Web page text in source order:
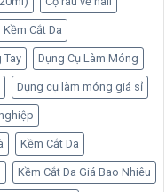
Cắt Da
Tay Dụng Cụ Làm Móng
Dụng cụ làm móng giá sỉ
Kềm Cắt Da
Kềm Cắt Da Giá Bao Nhiêu